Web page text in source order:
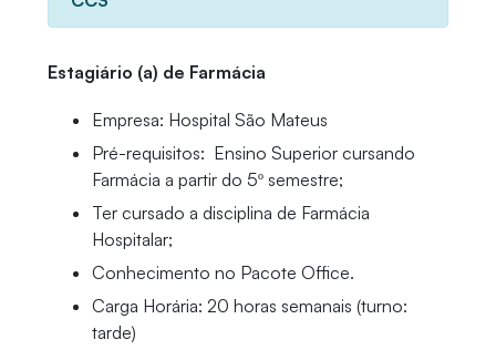
Estagiário (a) de Farmácia
Empresa: Hospital São Mateus
Pré-requisitos: Ensino Superior cursando
Farmácia a partir do 5º semestre;
Ter cursado a disciplina de Farmácia
Hospitalar;
Conhecimento no Pacote Office.
Carga Horária: 20 horas semanais (turno:
tarde)